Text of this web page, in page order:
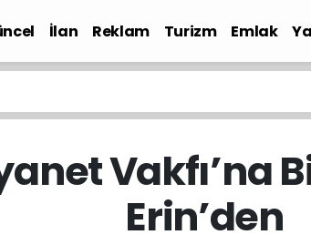
İlan Reklam Turizm Emlak
Vakfı’na
Erin’den